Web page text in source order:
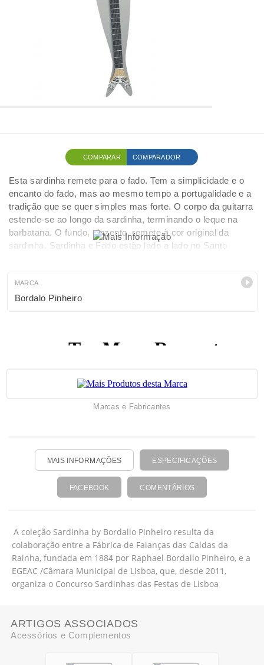
COMPARAR COMPARADOR
Esta sardinha remete para o fado. Tem a simplicidade e o
encanto do fado, mas ao mesmo tempo a portugalidade e a
tradição que se quer simples mas forte. O corpo da guitarra
estende-se ao longo da sardinha, terminando o leque na
barbatana. O fundo, cinzento, remete à cor original da
sardinha. Sardinha e Fado estão lado a lado no Santo
MARCA
Bordalo Pinheiro
Marcas e Fabricantes
MAIS INFORMAÇÕES ESPECIFICAÇÕES
FACEBOOK COMENTÁRIOS
A coleção Sardinha by Bordallo Pinheiro resulta da
colaboração entre a Fábrica de Faianças das Caldas da
Rainha, fundada em 1884 por Raphael Bordallo Pinheiro, e a
EGEAC /Câmara Municipal de Lisboa, que, desde 2011,
organiza o Concurso Sardinhas das Festas de Lisboa
ARTIGOS ASSOCIADOS
Acessórios e Complementos